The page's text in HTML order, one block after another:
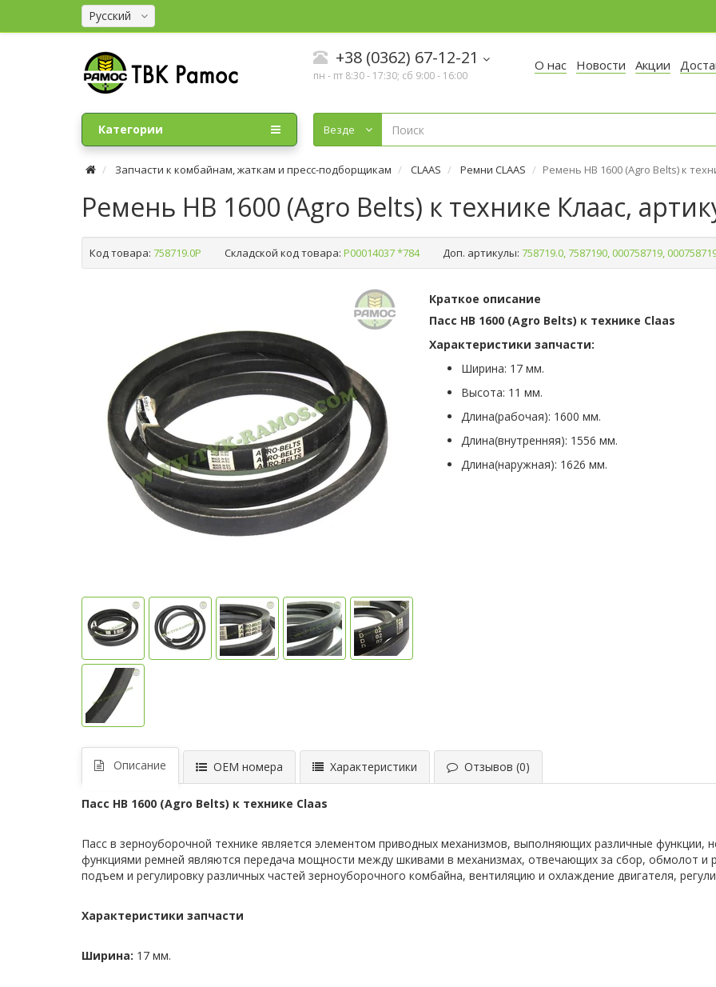
Русский
+38 (0362) 67-12-21
пн - пт 8:30 - 17:30; сб 9:00 - 16:00
О нас Новости Акции
Везде
Категории
Запчасти к комбайнам, жаткам и пресс-подборщикам CLAAS Ремни CLAAS Ремень HB 1600 (Agro Belts) к
Ремень HB 1600 (Agro Belts) к технике Клаас,
Код товара: 758719.0P Складской код товара: Р00014037 *784 Доп. артикулы: 758719.0, 7587190, 000758719,
Краткое описание
Пасс HB 1600 (Agro Belts) к технике Claas
Характеристики запчасти:
Ширина: 17 мм.
Высота: 11 мм.
Длина(рабочая): 1600 мм.
Длина(внутренняя): 1556 мм.
Длина(наружная): 1626 мм.
Описание ОЕМ номера Характеристики Отзывов (0)
Пасс HB 1600 (Agro Belts) к технике Claas
Пасс в зерноуборочной технике является элементом приводных механизмов, выполняющих различные функции,
функциями ремней являются передача мощности между шкивами в механизмах, отвечающих за сбор, обмолот и
подъем и регулировку различных частей зерноуборочного комбайна, вентиляцию и охлаждение двигателя,
Характеристики запчасти
Ширина: 17 мм.